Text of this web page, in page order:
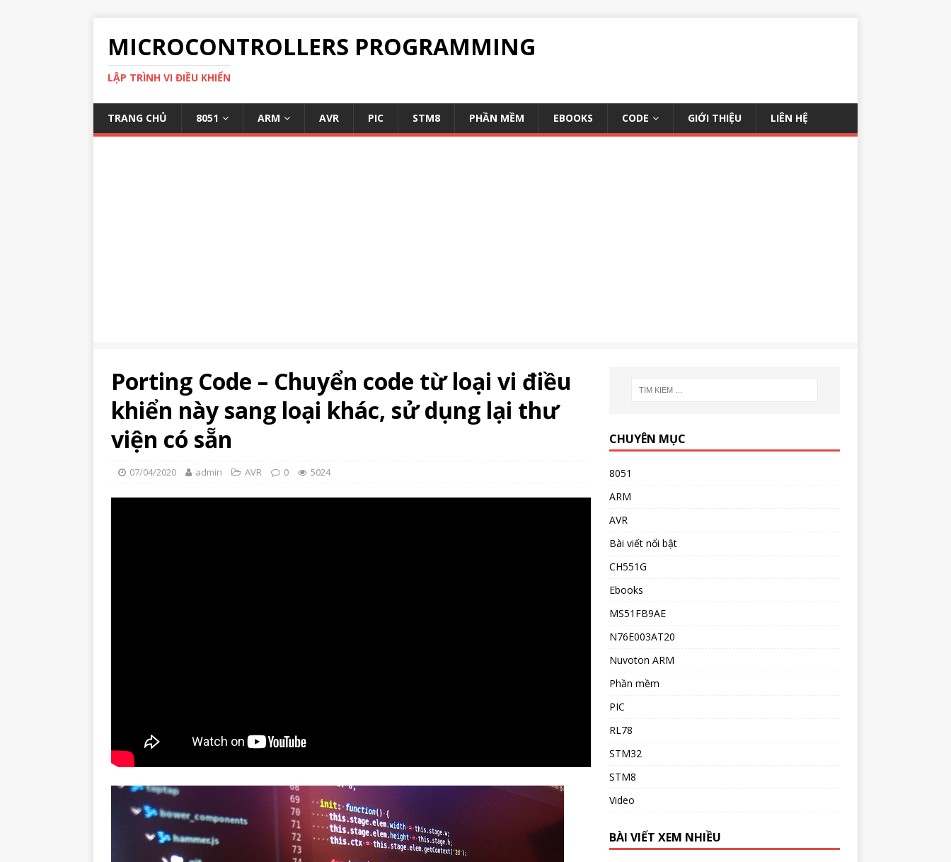
MICROCONTROLLERS PROGRAMMING
LẬP TRÌNH VI ĐIỀU KHIỂN
TRANG CHỦ 8051 ARM AVR PIC STM8 PHẦN MỀM EBOOKS CODE GIỚI THIỆU LIÊN HỆ
Porting Code – Chuyển code từ loại vi điều
khiển này sang loại khác, sử dụng lại thư
viện có sẵn
07/04/2020 admin AVR 0 5024
CHUYÊN MỤC
8051
ARM
AVR
Bài viết nổi bật
CH551G
Ebooks
MS51FB9AE
N76E003AT20
Nuvoton ARM
Phần mềm
PIC
RL78
STM32
STM8
Video
BÀI VIẾT XEM NHIỀU